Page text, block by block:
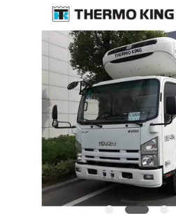
PLAN
POLITIQUE
CONFIDENTIALITÉ